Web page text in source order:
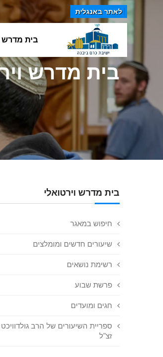
לאתר באנגלית
בית מדרש
בית מדרש
בית מדרש וירטואלי
חיפוש במאגר
שיעורים חדשים ומומלצים
רשימת נושאים
פרשת שבוע
חגים ומועדים
ספריית השיעורים של הרב גולדוויכט
זצ"ל